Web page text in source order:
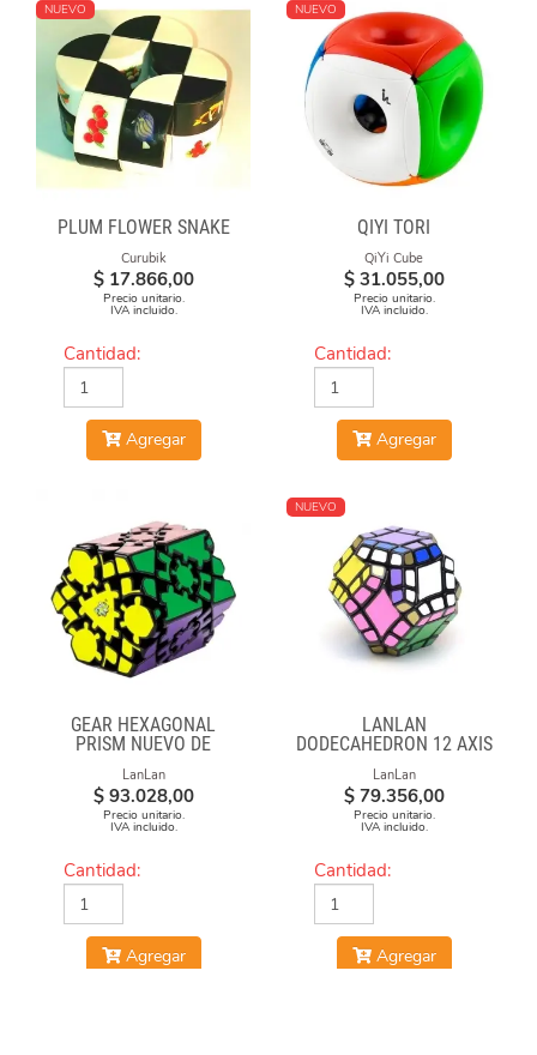
NUEVO
PLUM FLOWER SNAKE
Curubik
$ 17.866,00
Precio unitario.
IVA incluido.
Cantidad:
Agregar
NUEVO
QIYI TORI
QiYi Cube
$ 31.055,00
Precio unitario.
IVA incluido.
Cantidad:
Agregar
GEAR HEXAGONAL
PRISM NUEVO DE
LANLAN
LanLan
$ 93.028,00
Precio unitario.
IVA incluido.
Cantidad:
Agregar
NUEVO
LANLAN
DODECAHEDRON 12 AXIS
LanLan
$ 79.356,00
Precio unitario.
IVA incluido.
Cantidad:
Agregar